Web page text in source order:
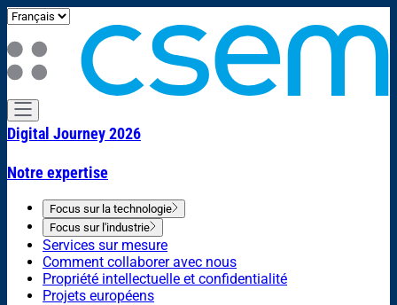
Digital Journey 2026
Notre expertise
Focus sur la technologie
Focus sur l'industrie
Services sur mesure
Comment collaborer avec nous
Propriété intellectuelle et confidentialité
Projets européens